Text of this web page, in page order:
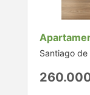
Santiago de